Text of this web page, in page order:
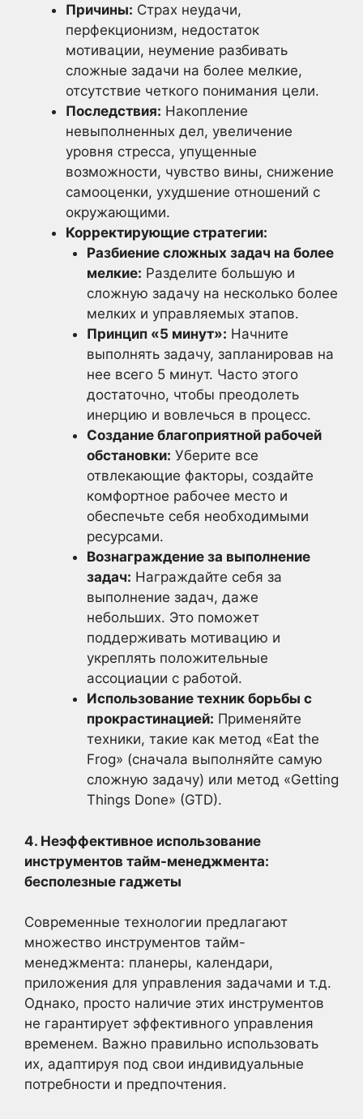
Причины: Страх неудачи,
перфекционизм, недостаток
мотивации, неумение разбивать
сложные задачи на более мелкие,
отсутствие четкого понимания цели.
Последствия: Накопление
невыполненных дел, увеличение
уровня стресса, упущенные
возможности, чувство вины, снижение
самооценки, ухудшение отношений с
окружающими.
Корректирующие стратегии:
Разбиение сложных задач на более
мелкие: Разделите большую и
сложную задачу на несколько более
мелких и управляемых этапов.
Принцип «5 минут»: Начните
выполнять задачу, запланировав на
нее всего 5 минут. Часто этого
достаточно, чтобы преодолеть
инерцию и вовлечься в процесс.
Создание благоприятной рабочей
обстановки: Уберите все
отвлекающие факторы, создайте
комфортное рабочее место и
обеспечьте себя необходимыми
ресурсами.
Вознаграждение за выполнение
задач: Награждайте себя за
выполнение задач, даже
небольших. Это поможет
поддерживать мотивацию и
укреплять положительные
ассоциации с работой.
Использование техник борьбы с
прокрастинацией: Применяйте
техники, такие как метод «Eat the
Frog» (сначала выполняйте самую
сложную задачу) или метод «Getting
Things Done» (GTD).
4. Неэффективное использование
инструментов тайм-менеджмента:
бесполезные гаджеты
Современные технологии предлагают
множество инструментов тайм-
менеджмента: планеры, календари,
приложения для управления задачами и т.д.
Однако, просто наличие этих инструментов
не гарантирует эффективного управления
временем. Важно правильно использовать
их, адаптируя под свои индивидуальные
потребности и предпочтения.